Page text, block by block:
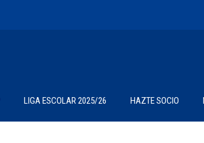
LIGA ESCOLAR 2025/26 HAZTE SOCIO